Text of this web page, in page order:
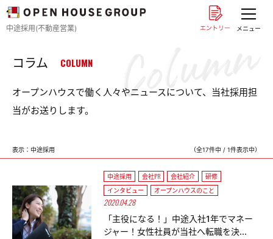
中途採用(不動産営業) メニュー
コラム COLUMN
オープンハウスで働く人々やニュースについて、当社採用担
当がお送りします。
表示：中途採用 （全17件中 / 1件表示中）
中途採用 会社PR 会社紹介
研修
インタビュー
オープンハウスのこと
2020.04.28
「主役になる！」中途入社1年でマネー
ジャー！女性社員が当社へ転職を決...